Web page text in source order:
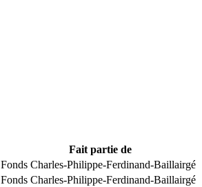
Fait partie de
Fonds Charles-Philippe-Ferdinand-Baillairgé
Fonds Charles-Philippe-Ferdinand-Baillairgé